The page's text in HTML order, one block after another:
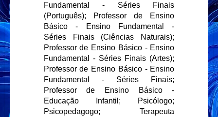
Fundamental - Séries Finais
(Português); Professor de Ensino
Básico - Ensino Fundamental -
Séries Finais (Ciências Naturais);
Professor de Ensino Básico - Ensino
Fundamental - Séries Finais (Artes);
Professor de Ensino Básico - Ensino
Fundamental - Séries Finais;
Professor de Ensino Básico -
Educação Infantil; Psicólogo;
Psicopedagogo; Terapeuta